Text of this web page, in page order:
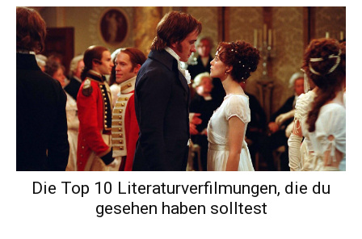
Die Top 10 Literaturverfilmungen, die du
gesehen haben solltest